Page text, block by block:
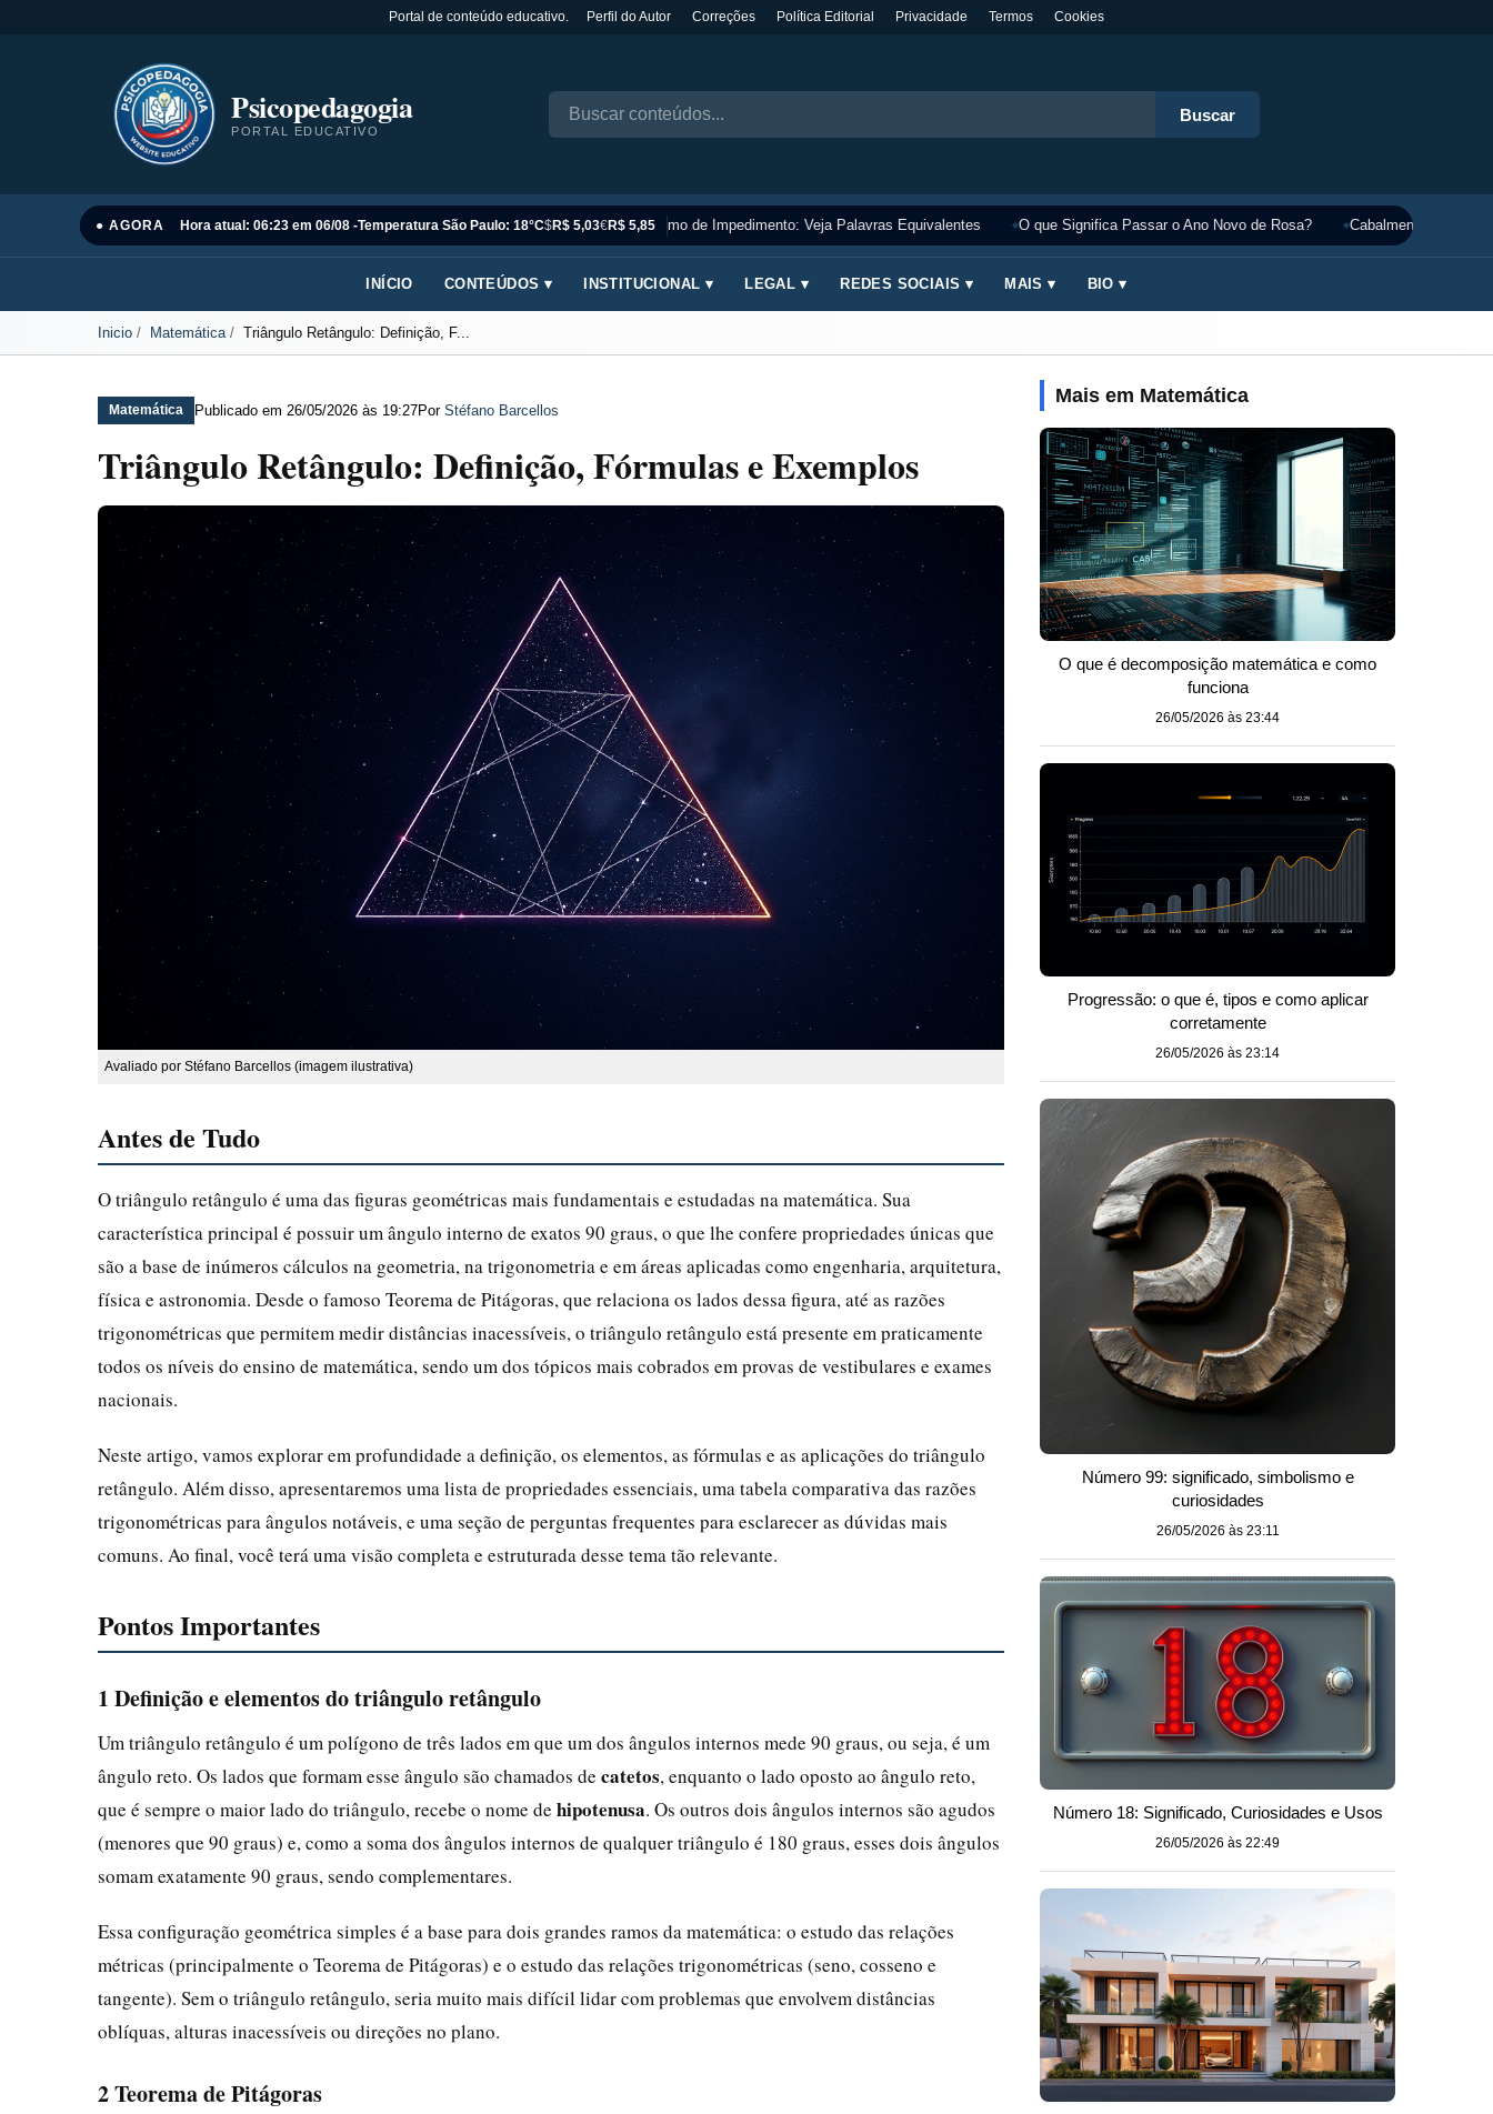
Portal de conteúdo educativo. Perfil do Autor Correções Política Editorial Privacidade Termos Cookies
Psicopedagogia
PORTAL EDUCATIVO
Buscar
● AGORA Hora atual: 06:23 em 06/08 -Temperatura São Paulo: 18°C$R$ 5,03€R$ 5,85
Sinônimo de Impedimento: Veja Palavras Equivalentes O que Significa Passar o Ano Novo de Rosa? Cabalmente
INÍCIO CONTEÚDOS ▾ INSTITUCIONAL ▾ LEGAL ▾ REDES SOCIAIS ▾ MAIS ▾ BIO ▾
Inicio Matemática Triângulo Retângulo: Definição, F...
Matemática Publicado em 26/05/2026 às 19:27Por Stéfano Barcellos
Triângulo Retângulo: Definição, Fórmulas e Exemplos
Avaliado por Stéfano Barcellos (imagem ilustrativa)
Antes de Tudo
O triângulo retângulo é uma das figuras geométricas mais fundamentais e estudadas na matemática. Sua
característica principal é possuir um ângulo interno de exatos 90 graus, o que lhe confere propriedades únicas que
são a base de inúmeros cálculos na geometria, na trigonometria e em áreas aplicadas como engenharia, arquitetura,
física e astronomia. Desde o famoso Teorema de Pitágoras, que relaciona os lados dessa figura, até as razões
trigonométricas que permitem medir distâncias inacessíveis, o triângulo retângulo está presente em praticamente
todos os níveis do ensino de matemática, sendo um dos tópicos mais cobrados em provas de vestibulares e exames
nacionais.
Neste artigo, vamos explorar em profundidade a definição, os elementos, as fórmulas e as aplicações do triângulo
retângulo. Além disso, apresentaremos uma lista de propriedades essenciais, uma tabela comparativa das razões
trigonométricas para ângulos notáveis, e uma seção de perguntas frequentes para esclarecer as dúvidas mais
comuns. Ao final, você terá uma visão completa e estruturada desse tema tão relevante.
Pontos Importantes
1 Definição e elementos do triângulo retângulo
Um triângulo retângulo é um polígono de três lados em que um dos ângulos internos mede 90 graus, ou seja, é um
ângulo reto. Os lados que formam esse ângulo são chamados de catetos, enquanto o lado oposto ao ângulo reto,
que é sempre o maior lado do triângulo, recebe o nome de hipotenusa. Os outros dois ângulos internos são agudos
(menores que 90 graus) e, como a soma dos ângulos internos de qualquer triângulo é 180 graus, esses dois ângulos
somam exatamente 90 graus, sendo complementares.
Essa configuração geométrica simples é a base para dois grandes ramos da matemática: o estudo das relações
métricas (principalmente o Teorema de Pitágoras) e o estudo das relações trigonométricas (seno, cosseno e
tangente). Sem o triângulo retângulo, seria muito mais difícil lidar com problemas que envolvem distâncias
oblíquas, alturas inacessíveis ou direções no plano.
2 Teorema de Pitágoras
Mais em Matemática
O que é decomposição matemática e como
funciona
26/05/2026 às 23:44
Progressão: o que é, tipos e como aplicar
corretamente
26/05/2026 às 23:14
Número 99: significado, simbolismo e
curiosidades
26/05/2026 às 23:11
Número 18: Significado, Curiosidades e Usos
26/05/2026 às 22:49